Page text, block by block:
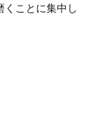
くことに集中し